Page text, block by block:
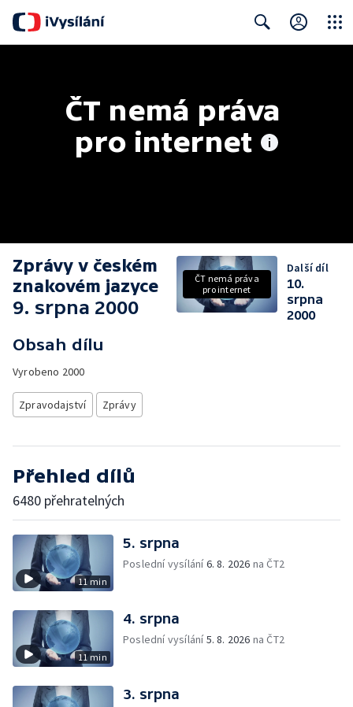
ČT nemá práva
pro internet
Zprávy v českém
znakovém jazyce
9. srpna 2000
Obsah dílu
Vyrobeno 2000
Zpravodajství Zprávy
ČT nemá práva
pro internet
Další díl
10.
srpna
2000
Přehled dílů
6480 přehratelných
11 min
5. srpna
Poslední vysílání6. 8. 2026 na ČT2
11 min
4. srpna
Poslední vysílání5. 8. 2026 na ČT2
3. srpna